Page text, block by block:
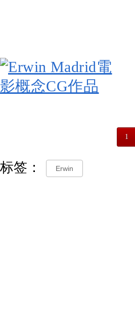
1
标签： Erwin